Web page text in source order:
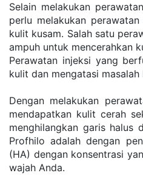
Selain melakukan
perlu melakukan
kulit kusam. Salah satu
ampuh untuk mencerahkan
Perawatan injeksi yang
kulit dan mengatasi masalah
Dengan melakukan
mendapatkan kulit cerah
menghilangkan garis halus
Profhilo adalah dengan
(HA) dengan konsentrasi
wajah Anda.